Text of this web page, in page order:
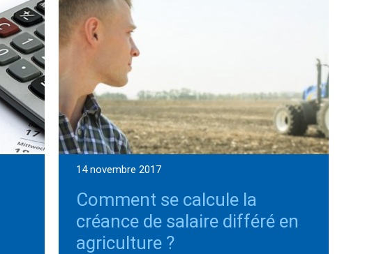
14 novembre 2017
Comment se calcule la
créance de salaire différé en
agriculture ?